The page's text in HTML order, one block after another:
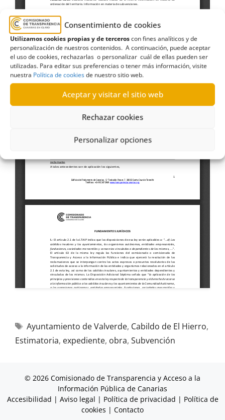
Consentimiento de cookies
Utilizamos cookies propias y de terceroscon fines analíticos y de
personalización de nuestros contenidos. A continuación, puede aceptar
el uso de cookies, rechazarlas o personalizar cuál de ellas pueden ser
utilizadas. Para editar sus preferencias o tener más información, visite
nuestra Política de cookiesde nuestro sitio web.
Aceptar y visitar el sitio web
Rechazar cookies
Personalizar opciones
Ayuntamiento de Valverde, Cabildo de El Hierro,
Estimatoria, expediente, obra, Subvención
© 2026 Comisionado de Transparencia y Acceso a la
Información Pública de Canarias
Accesibilidad | Aviso legal | Política de privacidad | Política de
cookies | Contacto